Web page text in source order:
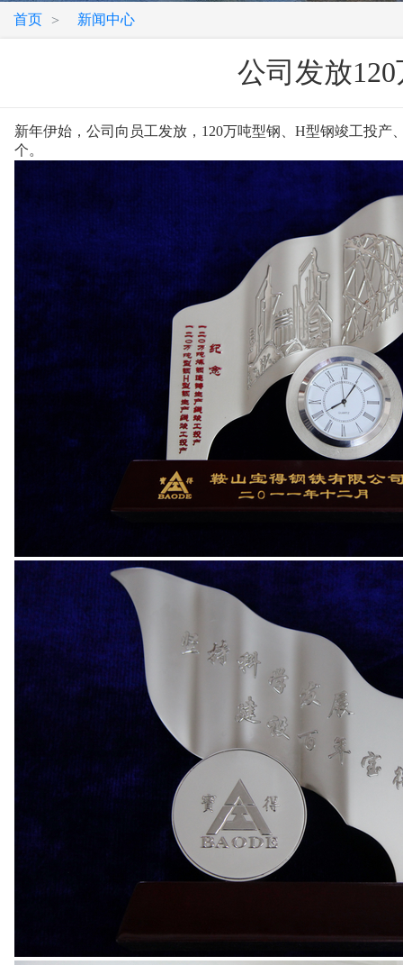
首页 > 新闻中心
公司发放
新年伊始，公司向员工发放，120万吨型钢、H型钢竣工投
个。